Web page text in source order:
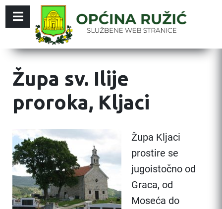
Župa sv. Ilije
proroka, Kljaci
Župa Kljaci
prostire se
jugoistočno od
Graca, od
Moseća do